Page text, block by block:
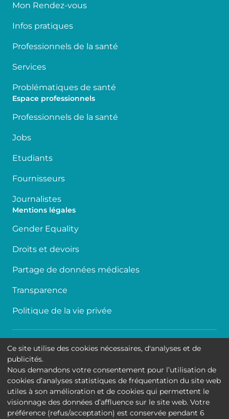
Mon Rendez-vous
Infos pratiques
Professionnels de la santé
Services
Problématiques de santé
Espace professionnels
Professionnels de la santé
Jobs
Etudiants
Fournisseurs
Journalistes
Mentions légales
Gender Equality
Droits et devoirs
Partage de données médicales
Transparence
Politique de la vie privée
Accessibilité
Contact
Cookies
Mentions légales
Ce site utilise des cookies nécessaires, d'analyses et de
publicités.
Nous demandons votre consentement pour l’utilisation de
cookies d’analyses statistiques de fréquentation du site web
utiles à son amélioration et de cookies qui permettent le
visionnage des données d’affluence sur le site web. Votre
préférence (refus/acceptation) est conservée pendant 6